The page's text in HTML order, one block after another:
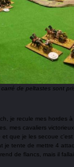
de peltastes sont
je recule mes hordes
mes cavaliers
et que je les secoue
je tente de mettre 4
de flancs, mais il